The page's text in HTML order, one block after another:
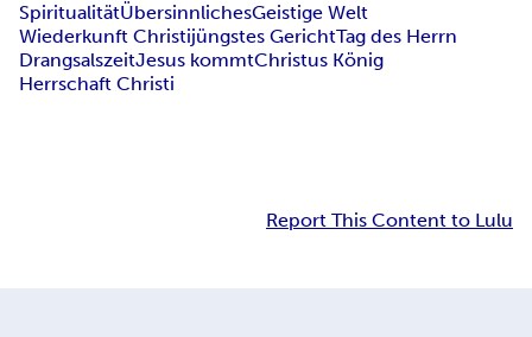
SpiritualitätÜbersinnlichesGeistige Welt
Wiederkunft Christijüngstes GerichtTag des Herrn
DrangsalszeitJesus kommtChristus König
Herrschaft Christi
Report This Content to Lulu